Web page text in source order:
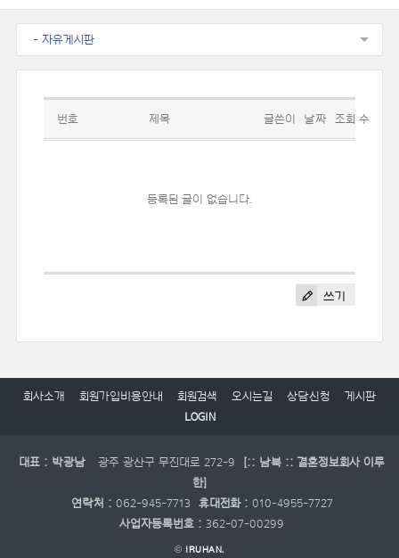
- 자유게시판
번호 제목 글쓴이 날짜 조회 수
등록된 글이 없습니다.
쓰기
회사소개 회원가입비용안내 회원검색 오시는길 상담신청
게시판
LOGIN
대표 : 박광남 광주 광산구 무진대로 272-9
[:: 남북 :: 결혼정보회사 이루
한]
연락처 : 062-945-7713 휴대전화 : 010-4955-7727
사업자등록번호 : 362-07-00299
© IRUHAN.